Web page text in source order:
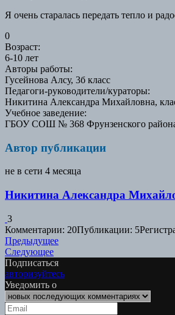
Я очень старалась передать тепло и
0
Возраст:
6-10 лет
Авторы работы:
Гусейнова Алсу, 3б класс
Педагоги-руководители/кураторы:
Никитина Александра Михайловна,
Учебное заведение:
ГБОУ СОШ № 368 Фрунзенского района
Автор публикации
не в сети 4 месяца
Никитина Александра
3
Комментарии: 20Публикации: 5
Навигация
по
записям
ПредыдущееПредыдущая
СледующееСледующая
работа:
Подписаться
авторизуйтесь
Уведомить о